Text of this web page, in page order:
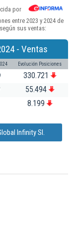
por
entre 2023 y 2024 de
sus ventas:
- Ventas
Evolución Posiciones
330.721
55.494
8.199
Infinity Sl.